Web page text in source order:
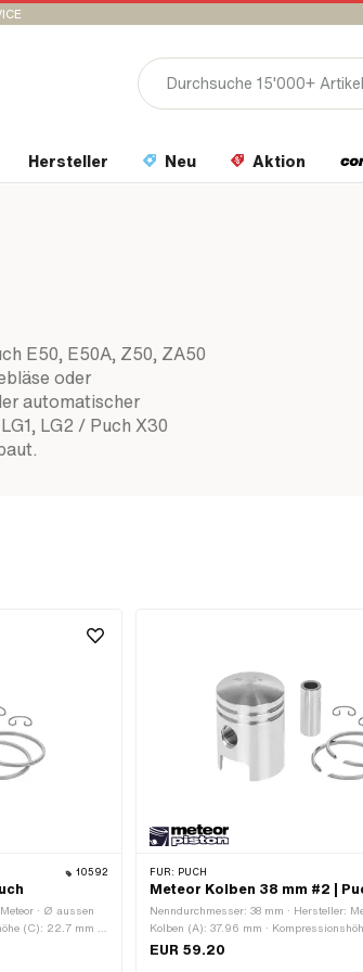
Hersteller Neu Aktion
E50, E50A, Z50, ZA50
oder
automatischer
LG2 / Puch X30
10592
· Ø aussen
(C): 22.7 mm ·
(E): 52.5 mm ·
FÜR: PUCH
Meteor Kolben 38 mm #2 |
Nenndurchmesser: 38 mm · Hersteller:
Kolben (A): 37.96 mm ·
Wölbung (D): 3.3 mm · Gesamthöhe
EUR 59.20